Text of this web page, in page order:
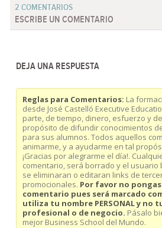
2 COMENTARIOS
ESCRIBE UN COMENTARIO
DEJA UNA RESPUESTA
Reglas para Comentarios: La
desde José Castelló Executive
parte, de tiempo, dinero, esfuerzo y
propósito de difundir conocimientos
para sus alumnos. Todos aquellos
animarme, y a ayudarme en tal
¡Gracias por alegrarme el día!.
comentario, será borrado y el usuario
se eliminaran o editaran links de
promocionales. Por favor no pongas
comentario pues será marcado
utiliza tu nombre PERSONAL y no
profesional o de negocio. Pásalo
mejor Business School del Mundo.